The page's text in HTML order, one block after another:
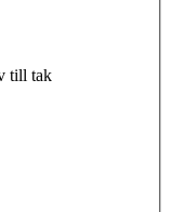
till tak